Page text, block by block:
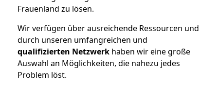
Frauenland zu lösen.
Wir verfügen über ausreichende Ressourcen und
durch unseren umfangreichen und
qualifizierten Netzwerk haben wir eine große
Auswahl an Möglichkeiten, die nahezu jedes
Problem löst.